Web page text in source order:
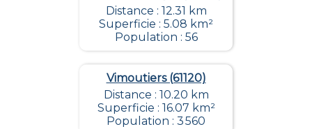
Distance : 12.31 km
Superficie : 5.08 km²
Population : 56
Vimoutiers (61120)
Distance : 10.20 km
Superficie : 16.07 km²
Population : 3 560